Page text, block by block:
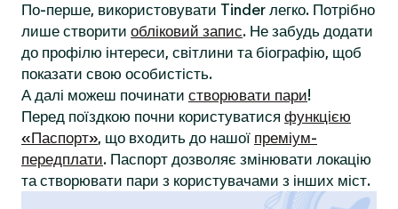
По-перше, використовувати Tinder легко. Потрібно
лише створити обліковий запис. Не забудь додати
до профілю інтереси, світлини та біографію, щоб
показати свою особистість.
А далі можеш починати створювати пари!
Перед поїздкою почни користуватися функцією
«Паспорт», що входить до нашої преміум-
передплати. Паспорт дозволяє змінювати локацію
та створювати пари з користувачами з інших міст.